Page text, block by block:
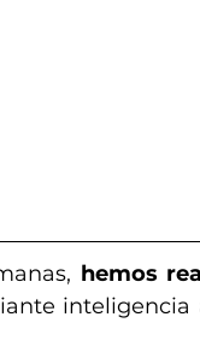
hemos
inteligencia